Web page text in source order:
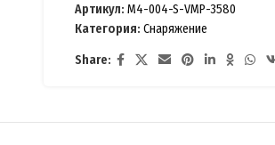
Артикул:M4-004-S-VMP-3580
Категория: Снаряжение
Share: